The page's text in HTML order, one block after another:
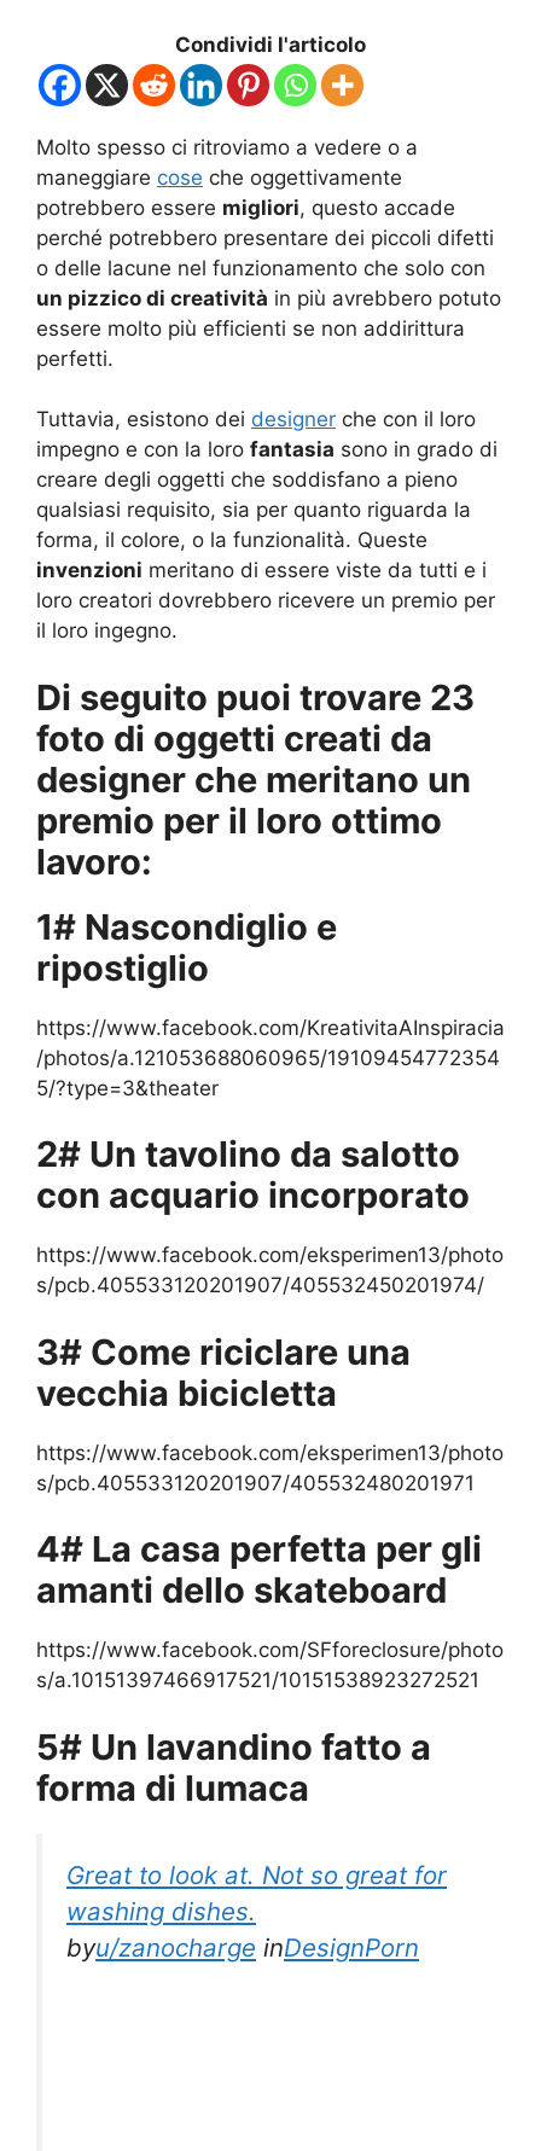
Condividi l'articolo
Molto spesso ci ritroviamo a vedere o a
maneggiare cose che oggettivamente
potrebbero essere migliori, questo accade
perché potrebbero presentare dei piccoli difetti
o delle lacune nel funzionamento che solo con
un pizzico di creatività in più avrebbero potuto
essere molto più efficienti se non addirittura
perfetti.
Tuttavia, esistono dei designer che con il loro
impegno e con la loro fantasia sono in grado di
creare degli oggetti che soddisfano a pieno
qualsiasi requisito, sia per quanto riguarda la
forma, il colore, o la funzionalità. Queste
invenzioni meritano di essere viste da tutti e i
loro creatori dovrebbero ricevere un premio per
il loro ingegno.
Di seguito puoi trovare 23
foto di oggetti creati da
designer che meritano un
premio per il loro ottimo
lavoro:
1# Nascondiglio e
ripostiglio
https://www.facebook.com/KreativitaAInspiracia
/photos/a.121053688060965/19109454772354
5/?type=3&theater
2# Un tavolino da salotto
con acquario incorporato
https://www.facebook.com/eksperimen13/photo
s/pcb.405533120201907/405532450201974/
3# Come riciclare una
vecchia bicicletta
https://www.facebook.com/eksperimen13/photo
s/pcb.405533120201907/405532480201971
4# La casa perfetta per gli
amanti dello skateboard
https://www.facebook.com/SFforeclosure/photo
s/a.10151397466917521/10151538923272521
5# Un lavandino fatto a
forma di lumaca
Great to look at. Not so great for
washing dishes.
byu/zanocharge inDesignPorn